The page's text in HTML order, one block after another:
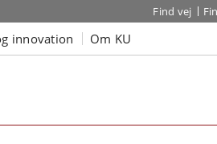
Find vej
innovation Om KU